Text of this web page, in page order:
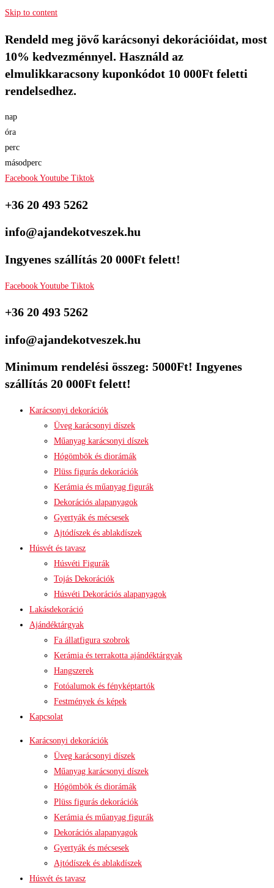
Skip to content
Rendeld meg jövő karácsonyi dekorációidat, most
10% kedvezménnyel. Használd az
elmulikkaracsony kuponkódot 10 000Ft feletti
rendelsedhez.
nap
óra
perc
másodperc
Facebook Youtube Tiktok
+36 20 493 5262
info@ajandekotveszek.hu
Ingyenes szállítás 20 000Ft felett!
Facebook Youtube Tiktok
+36 20 493 5262
info@ajandekotveszek.hu
Minimum rendelési összeg: 5000Ft! Ingyenes
szállítás 20 000Ft felett!
Karácsonyi dekorációk
Üveg karácsonyi díszek
Műanyag karácsonyi díszek
Hógömbök és diorámák
Plüss figurás dekorációk
Kerámia és műanyag figurák
Dekorációs alapanyagok
Gyertyák és mécsesek
Ajtódíszek és ablakdíszek
Húsvét és tavasz
Húsvéti Figurák
Tojás Dekorációk
Húsvéti Dekorációs alapanyagok
Lakásdekoráció
Ajándéktárgyak
Fa állatfigura szobrok
Kerámia és terrakotta ajándéktárgyak
Hangszerek
Fotóalumok és fényképtartók
Festmények és képek
Kapcsolat
Karácsonyi dekorációk
Üveg karácsonyi díszek
Műanyag karácsonyi díszek
Hógömbök és diorámák
Plüss figurás dekorációk
Kerámia és műanyag figurák
Dekorációs alapanyagok
Gyertyák és mécsesek
Ajtódíszek és ablakdíszek
Húsvét és tavasz